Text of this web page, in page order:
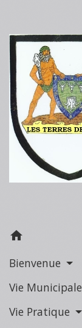
home
Bienvenue
Vie Municipale
Vie Pratique